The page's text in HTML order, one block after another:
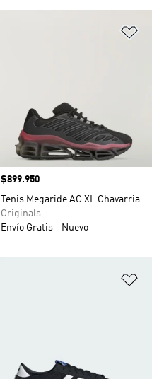
Precio
$899.950
Tenis Megaride AG XL Chavarria
Originals
Envío Gratis
Nuevo